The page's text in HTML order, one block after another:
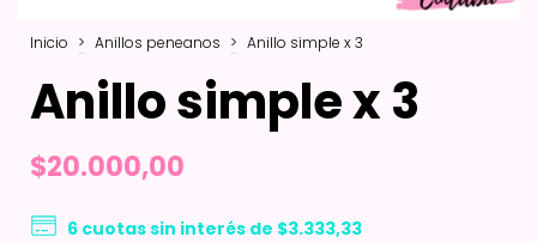
Inicio > Anillos peneanos > Anillo simple x 3
Anillo simple x 3
$20.000,00
6 cuotas sin interés de $3.333,33